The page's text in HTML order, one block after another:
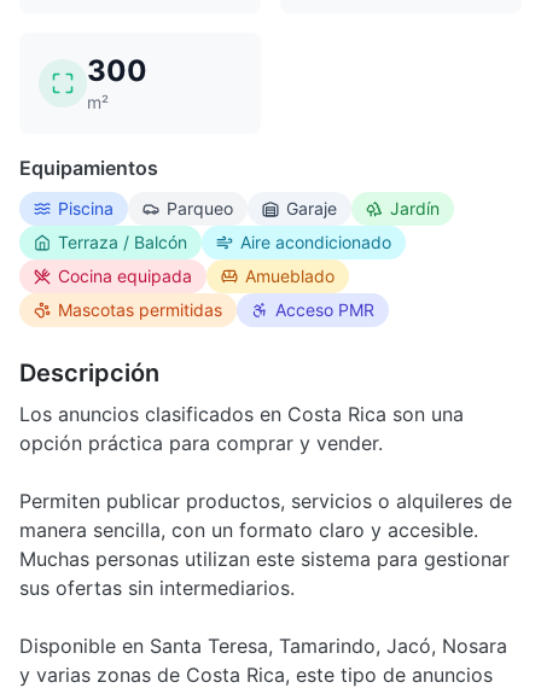
300
m²
Equipamientos
Piscina Parqueo Garaje
Jardín
Terraza / Balcón
Aire acondicionado
Cocina equipada
Amueblado
Mascotas permitidas
Acceso PMR
Descripción
Los anuncios clasificados en Costa Rica son una
opción práctica para comprar y vender.
Permiten publicar productos, servicios o alquileres de
manera sencilla, con un formato claro y accesible.
Muchas personas utilizan este sistema para gestionar
sus ofertas sin intermediarios.
Disponible en Santa Teresa, Tamarindo, Jacó, Nosara
y varias zonas de Costa Rica, este tipo de anuncios